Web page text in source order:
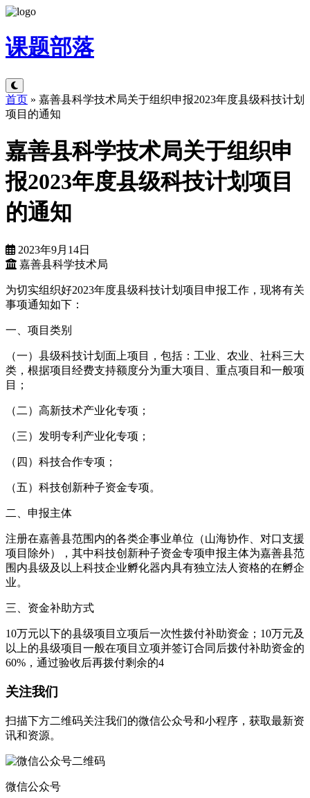
课题部落
首页 » 嘉善县科学技术局关于组织申报2023年度县级科技计划
项目的通知
嘉善县科学技术局关于组织申
报2023年度县级科技计划项目
的通知
2023年9月14日
嘉善县科学技术局
为切实组织好2023年度县级科技计划项目申报工作，现将有关
事项通知如下：
一、项目类别
（一）县级科技计划面上项目，包括：工业、农业、社科三大
类，根据项目经费支持额度分为重大项目、重点项目和一般项
目；
（二）高新技术产业化专项；
（三）发明专利产业化专项；
（四）科技合作专项；
（五）科技创新种子资金专项。
二、申报主体
注册在嘉善县范围内的各类企事业单位（山海协作、对口支援
项目除外），其中科技创新种子资金专项申报主体为嘉善县范
围内县级及以上科技企业孵化器内具有独立法人资格的在孵企
业。
三、资金补助方式
10万元以下的县级项目立项后一次性拨付补助资金；10万元及
以上的县级项目一般在项目立项并签订合同后拨付补助资金的
60%，通过验收后再拨付剩余的4
关注我们
扫描下方二维码关注我们的微信公众号和小程序，获取最新资
讯和资源。
微信公众号